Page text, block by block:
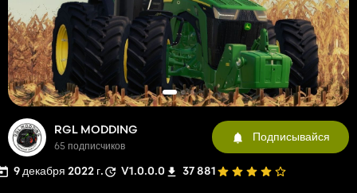
RGL MODDING
65 подписчиков
Подписывайся
9 декабря 2022 г. V1.0.0.0 37 881